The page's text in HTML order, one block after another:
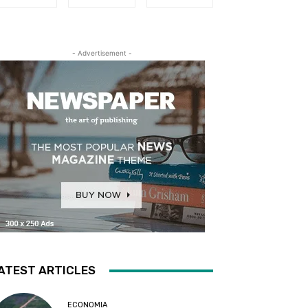
- Advertisement -
ARTICLES
ECONOMIA